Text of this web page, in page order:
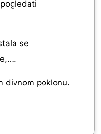
se
divnom poklonu.